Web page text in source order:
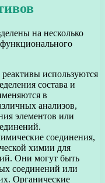
на несколько
реактивы используются
состава и
в
анализов,
элементов или
соединения,
химии для
Они могут быть
соединений или
Органические